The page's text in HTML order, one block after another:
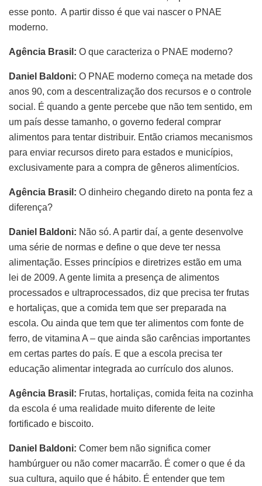
esse ponto. A partir disso é que vai nascer o PNAE
moderno.
Agência Brasil: O que caracteriza o PNAE moderno?
Daniel Baldoni: O PNAE moderno começa na metade dos
anos 90, com a descentralização dos recursos e o controle
social. É quando a gente percebe que não tem sentido, em
um país desse tamanho, o governo federal comprar
alimentos para tentar distribuir. Então criamos mecanismos
para enviar recursos direto para estados e municípios,
exclusivamente para a compra de gêneros alimentícios.
Agência Brasil: O dinheiro chegando direto na ponta fez a
diferença?
Daniel Baldoni: Não só. A partir daí, a gente desenvolve
uma série de normas e define o que deve ter nessa
alimentação. Esses princípios e diretrizes estão em uma
lei de 2009. A gente limita a presença de alimentos
processados e ultraprocessados, diz que precisa ter frutas
e hortaliças, que a comida tem que ser preparada na
escola. Ou ainda que tem que ter alimentos com fonte de
ferro, de vitamina A – que ainda são carências importantes
em certas partes do país. E que a escola precisa ter
educação alimentar integrada ao currículo dos alunos.
Agência Brasil: Frutas, hortaliças, comida feita na cozinha
da escola é uma realidade muito diferente de leite
fortificado e biscoito.
Daniel Baldoni: Comer bem não significa comer
hambúrguer ou não comer macarrão. É comer o que é da
sua cultura, aquilo que é hábito. É entender que tem